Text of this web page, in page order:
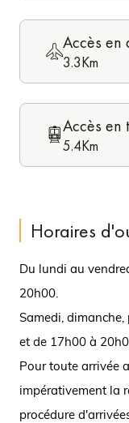
Accès en
3.3Km
Accès en
5.4Km
Horaires
Du lundi au
20h00.
Samedi,
et de 17h00 à
Pour toute arrivée
impérativement la
procédure